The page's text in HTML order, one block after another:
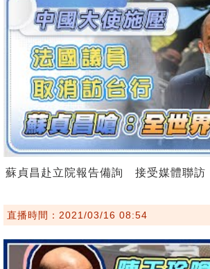
蘇貞昌赴立院報告備詢 接受媒體聯訪
直播時間：2021/03/16 08:54